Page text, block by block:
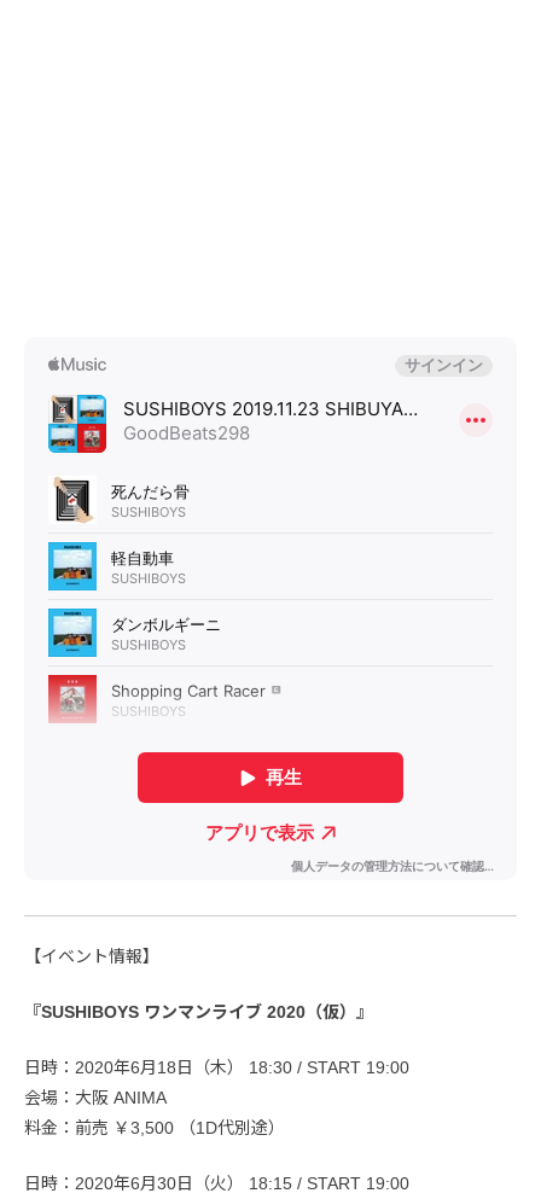
【イベント情報】
『SUSHIBOYS ワンマンライブ 2020（仮）』
日時：2020年6月18日（木） 18:30 / START 19:00
会場：大阪 ANIMA
料金：前売 ￥3,500 （1D代別途）
日時：2020年6月30日（火） 18:15 / START 19:00